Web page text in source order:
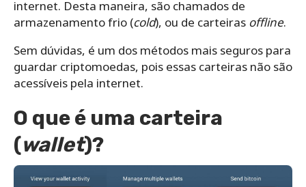
internet. Desta maneira, são chamados de
armazenamento frio (cold), ou de carteiras offline.
Sem dúvidas, é um dos métodos mais seguros para
guardar criptomoedas, pois essas carteiras não são
acessíveis pela internet.
O que é uma carteira
(wallet)?